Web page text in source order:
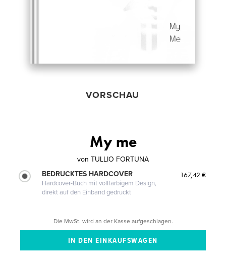
VORSCHAU
My me
von TULLIO FORTUNA
BEDRUCKTES HARDCOVER
Hardcover-Buch mit vollfarbigem Design,
direkt auf den Einband gedruckt
167,42 €
Die MwSt. wird an der Kasse aufgeschlagen.